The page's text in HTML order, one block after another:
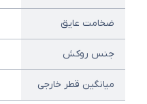
ضخامت عایق
جنس روکش
میانگین قطر خارجی